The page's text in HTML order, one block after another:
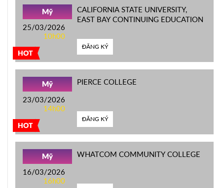
HOT
Mỹ
25/03/2026
10h00
CALIFORNIA STATE UNIVERSITY,
EAST BAY CONTINUING EDUCATION
ĐĂNG KÝ
HOT
Mỹ
23/03/2026
14h00
PIERCE COLLEGE
ĐĂNG KÝ
Mỹ
16/03/2026
16h00
WHATCOM COMMUNITY COLLEGE